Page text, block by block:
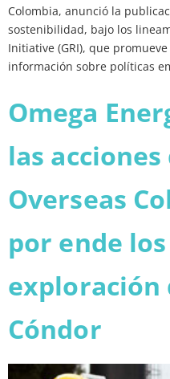
Colombia, anunció la
sostenibilidad, bajo los
Initiative (GRI), que
información sobre políticas
Omega
las
Overseas
por ende
exploración
Cóndor